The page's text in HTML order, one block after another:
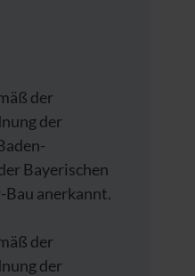
der
der
Bayerischen
anerkannt.
der
der